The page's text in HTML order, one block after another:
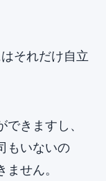
それだけ自立
きますし、
もいないの
せん。